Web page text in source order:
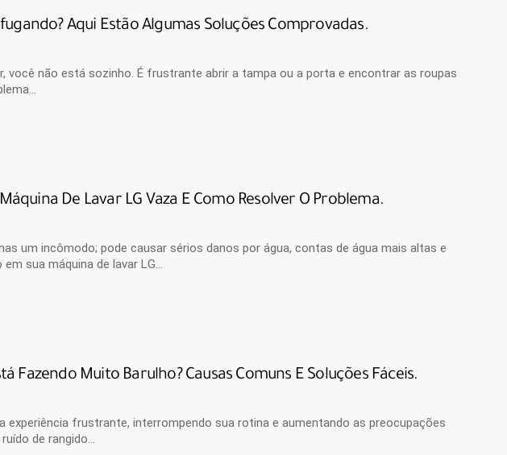
Aqui Estão Algumas Soluções Comprovadas.
você não está sozinho. É frustrante abrir a tampa ou a porta e encontrar as roupas
De Lavar LG Vaza E Como Resolver O Problema.
um incômodo; pode causar sérios danos por água, contas de água mais altas e
sua máquina de lavar LG…
Fazendo Muito Barulho? Causas Comuns E Soluções Fáceis.
experiência frustrante, interrompendo sua rotina e aumentando as preocupações
de rangido…